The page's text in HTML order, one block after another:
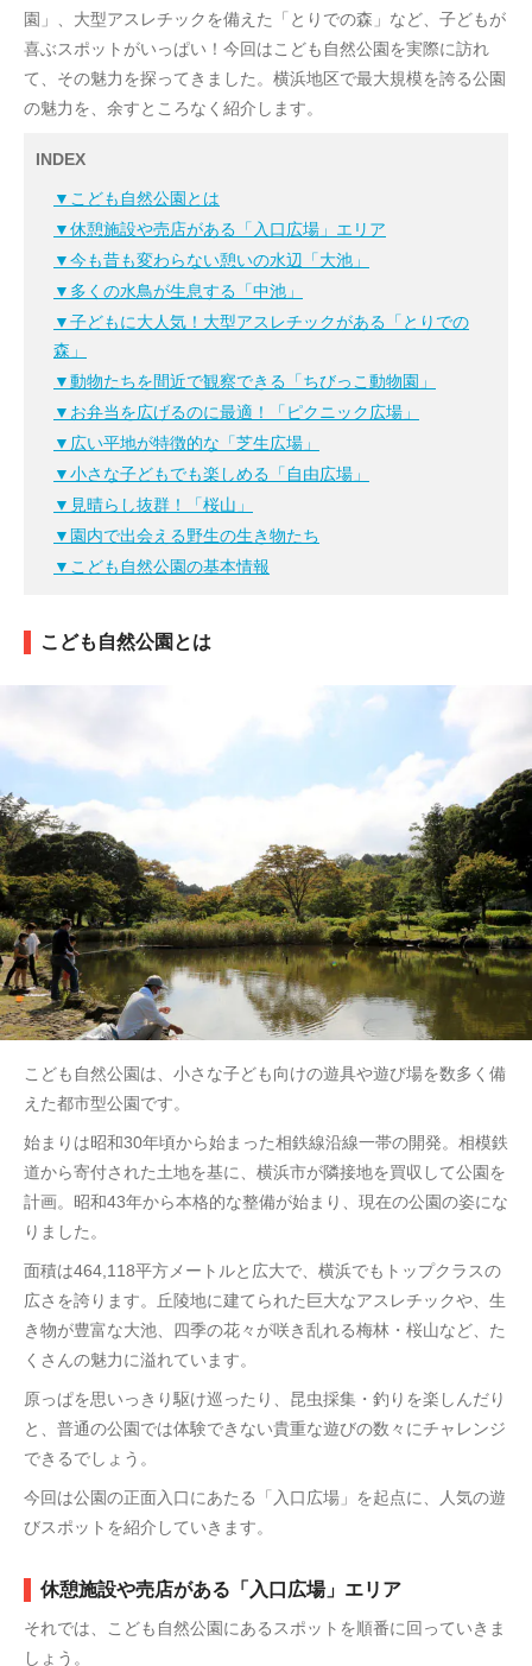
園」、大型アスレチックを備えた「とりでの森」など、子どもが
喜ぶスポットがいっぱい！今回はこども自然公園を実際に訪れ
て、その魅力を探ってきました。横浜地区で最大規模を誇る公園
の魅力を、余すところなく紹介します。
INDEX
▼こども自然公園とは
▼休憩施設や売店がある「入口広場」エリア
▼今も昔も変わらない憩いの水辺「大池」
▼多くの水鳥が生息する「中池」
▼子どもに大人気！大型アスレチックがある「とりでの
森」
▼動物たちを間近で観察できる「ちびっこ動物園」
▼お弁当を広げるのに最適！「ピクニック広場」
▼広い平地が特徴的な「芝生広場」
▼小さな子どもでも楽しめる「自由広場」
▼見晴らし抜群！「桜山」
▼園内で出会える野生の生き物たち
▼こども自然公園の基本情報
こども自然公園とは
こども自然公園は、小さな子ども向けの遊具や遊び場を数多く備
えた都市型公園です。
始まりは昭和30年頃から始まった相鉄線沿線一帯の開発。相模鉄
道から寄付された土地を基に、横浜市が隣接地を買収して公園を
計画。昭和43年から本格的な整備が始まり、現在の公園の姿にな
りました。
面積は464,118平方メートルと広大で、横浜でもトップクラスの
広さを誇ります。丘陵地に建てられた巨大なアスレチックや、生
き物が豊富な大池、四季の花々が咲き乱れる梅林・桜山など、た
くさんの魅力に溢れています。
原っぱを思いっきり駆け巡ったり、昆虫採集・釣りを楽しんだり
と、普通の公園では体験できない貴重な遊びの数々にチャレンジ
できるでしょう。
今回は公園の正面入口にあたる「入口広場」を起点に、人気の遊
びスポットを紹介していきます。
休憩施設や売店がある「入口広場」エリア
それでは、こども自然公園にあるスポットを順番に回っていきま
しょう。